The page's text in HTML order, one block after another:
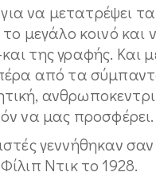
να μετατρέψει
μεγάλο κοινό και
της γραφής. Και
πέρα από τα
να μας προσφέρει.
γεννήθηκαν
Ντικ το 1928.